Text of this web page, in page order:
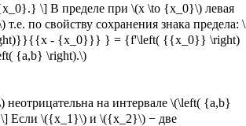
\] В пределе при \(x \to {x_0}\) левая
по свойству сохранения знака предела: \
- {x_0}}} } = {f'\left( {{x_0}} \right)
{a,b} \right).\)
на интервале \(\left( {a,b}
Если \({x_1}\) и \({x_2}\) − две